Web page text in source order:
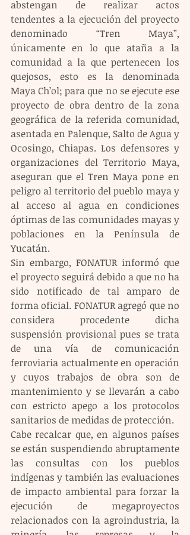
abstengan de realizar actos
tendentes a la ejecución del proyecto
denominado “Tren Maya”,
únicamente en lo que ataña a la
comunidad a la que pertenecen los
quejosos, esto es la denominada
Maya Ch’ol; para que no se ejecute ese
proyecto de obra dentro de la zona
geográfica de la referida comunidad,
asentada en Palenque, Salto de Agua y
Ocosingo, Chiapas. Los defensores y
organizaciones del Territorio Maya,
aseguran que el Tren Maya pone en
peligro al territorio del pueblo maya y
al acceso al agua en condiciones
óptimas de las comunidades mayas y
poblaciones en la Península de
Yucatán.
Sin embargo, FONATUR informó que
el proyecto seguirá debido a que no ha
sido notificado de tal amparo de
forma oficial. FONATUR agregó que no
considera procedente dicha
suspensión provisional pues se trata
de una vía de comunicación
ferroviaria actualmente en operación
y cuyos trabajos de obra son de
mantenimiento y se llevarán a cabo
con estricto apego a los protocolos
sanitarios de medidas de protección.
Cabe recalcar que, en algunos países
se están suspendiendo abruptamente
las consultas con los pueblos
indígenas y también las evaluaciones
de impacto ambiental para forzar la
ejecución de megaproyectos
relacionados con la agroindustria, la